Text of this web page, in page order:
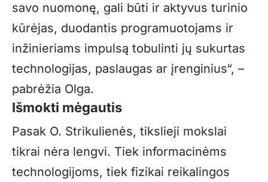
savo nuomonę, gali būti ir aktyvus turinio
kūrėjas, duodantis programuotojams ir
inžinieriams impulsą tobulinti jų sukurtas
technologijas, paslaugas ar įrenginius“, –
pabrėžia Olga.
Išmokti mėgautis
Pasak O. Strikulienės, tikslieji mokslai
tikrai nėra lengvi. Tiek informacinėms
technologijoms, tiek fizikai reikalingos